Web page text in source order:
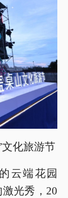
化旅游节
云端花园
光秀，20